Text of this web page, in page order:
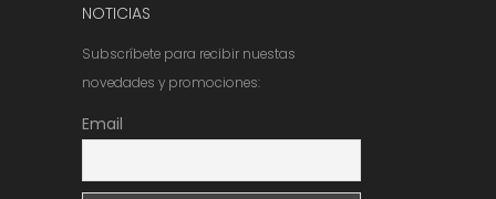
NOTICIAS
Subscríbete para recibir nuestas
novedades y promociones:
Email